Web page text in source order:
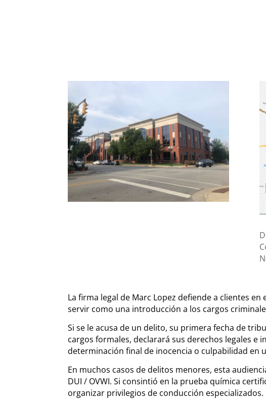
La firma legal de Marc Lopez defiende a clientes
servir como una introducción a los cargos
Si se le acusa de un delito, su primera fecha de
cargos formales, declarará sus derechos legales
determinación final de inocencia o culpabilidad en
En muchos casos de delitos menores, esta
DUI / OVWI. Si consintió en la prueba química
organizar privilegios de conducción especializados.